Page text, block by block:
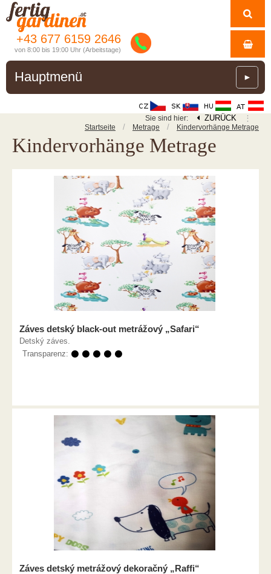
+43 677 6159 2646
von 8:00 bis 19:00 Uhr (Arbeitstage)
Hauptmenü ►
Sie sind hier: ZURÜCK ⋮
Startseite / Metrage / Kindervorhänge Metrage
Kindervorhänge Metrage
Záves detský black-out metrážový „Safari“
Detský záves.
Transparenz: ⚫ ⚫ ⚫ ⚫ ⚫
Záves detský metrážový dekoračný „Raffi“